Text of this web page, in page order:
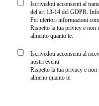
Iscrivedoti acconsenti al
del art 13-14 del GDPR.
Per uteriori informazioni
Rispetto la tua privicy e
almento quanto te.
Iscrivedoti acconsenti al
nostri eventi
Rispetto la tua privacy e
almeno quanto te.